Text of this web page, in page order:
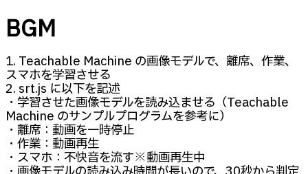
BGM
1. Teachable Machine の画像モデルで、離席、作業、
スマホを学習させる
2. srt.js に以下を記述
・学習させた画像モデルを読み込ませる（Teachable
Machine のサンプルプログラムを参考に）
・離席：動画を一時停止
・作業：動画再生
・スマホ：不快音を流す※動画再生中